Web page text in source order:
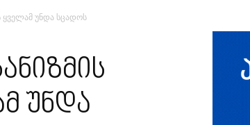
ყველამ უნდა სცადოს
უნდა